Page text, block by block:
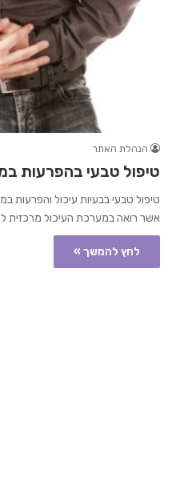
הנהלת האתר
טיפול טבעי בהפרעות
טיפול טבעי בבעיות עיכול והפרעות
אשר רואה במערכת העיכול מרכזית
לחץ להמשך »